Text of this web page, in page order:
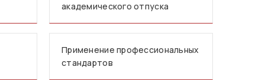
академического отпуска
Применение профессиональных
стандартов